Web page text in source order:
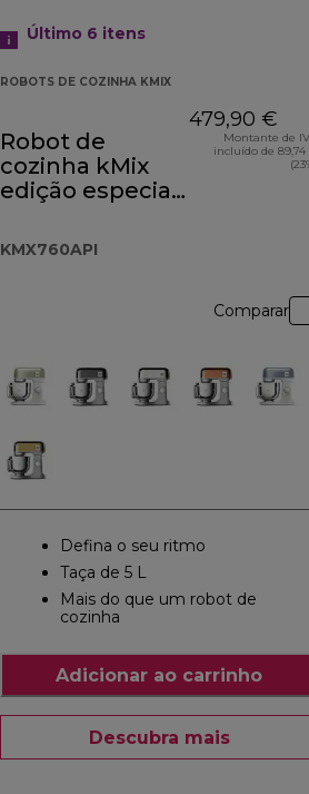
Último 6 itens
ROBOTS DE COZINHA KMIX
Robot de
cozinha kMix
edição especial
KMX760API
KMX760API
479,90 €
Montante de
incluído de
Comparar
Defina o seu ritmo
Taça de 5 L
Mais do que um robot de
cozinha
Adicionar ao carrinho
Descubra mais